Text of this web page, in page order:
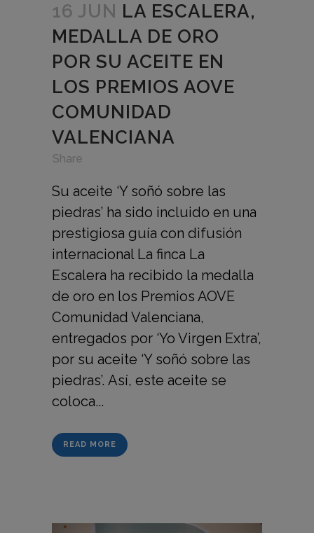
16 JUN LA ESCALERA,
MEDALLA DE ORO
POR SU ACEITE EN
LOS PREMIOS AOVE
COMUNIDAD
VALENCIANA
Share
Su aceite ‘Y soñó sobre las
piedras’ ha sido incluido en una
prestigiosa guía con difusión
internacional La finca La
Escalera ha recibido la medalla
de oro en los Premios AOVE
Comunidad Valenciana,
entregados por ‘Yo Virgen Extra’,
por su aceite ‘Y soñó sobre las
piedras’. Así, este aceite se
coloca...
READ MORE